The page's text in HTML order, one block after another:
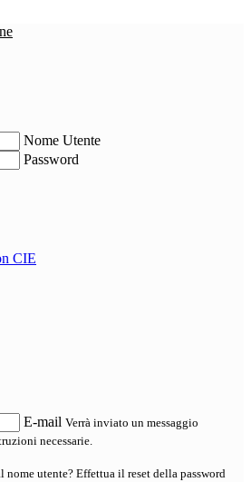
Nome Utente
Password
CIE
E-mail Verrà inviato un messaggio
necessarie.
nome utente? Effettua il reset della password